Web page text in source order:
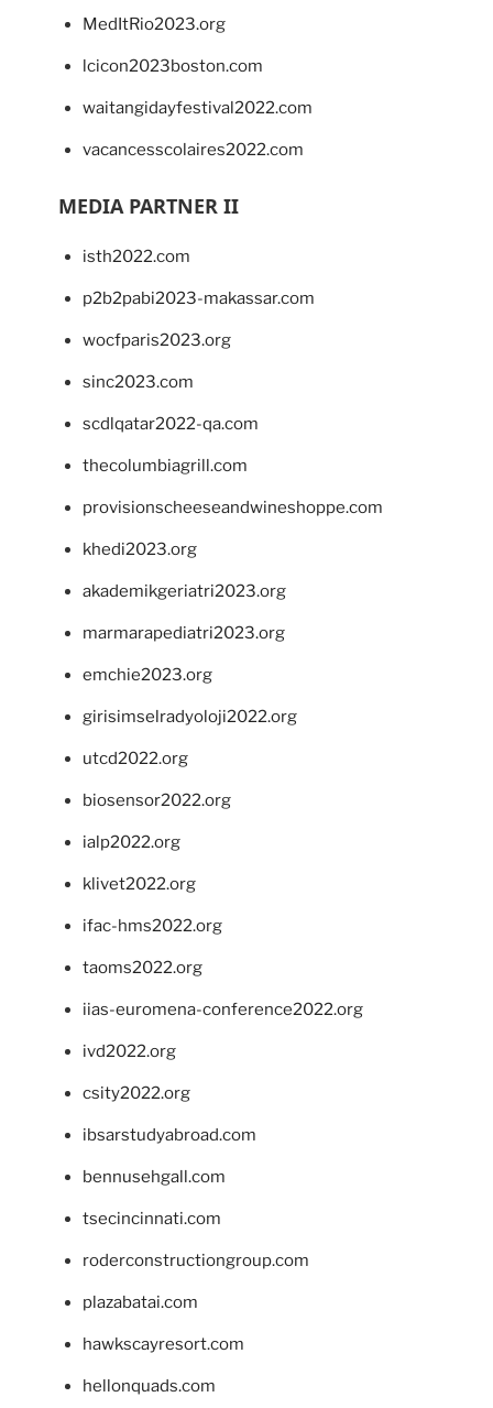
MedItRio2023.org
lcicon2023boston.com
waitangidayfestival2022.com
vacancesscolaires2022.com
MEDIA PARTNER II
isth2022.com
p2b2pabi2023-makassar.com
wocfparis2023.org
sinc2023.com
scdlqatar2022-qa.com
thecolumbiagrill.com
provisionscheeseandwineshoppe.com
khedi2023.org
akademikgeriatri2023.org
marmarapediatri2023.org
emchie2023.org
girisimselradyoloji2022.org
utcd2022.org
biosensor2022.org
ialp2022.org
klivet2022.org
ifac-hms2022.org
taoms2022.org
iias-euromena-conference2022.org
ivd2022.org
csity2022.org
ibsarstudyabroad.com
bennusehgall.com
tsecincinnati.com
roderconstructiongroup.com
plazabatai.com
hawkscayresort.com
hellonquads.com